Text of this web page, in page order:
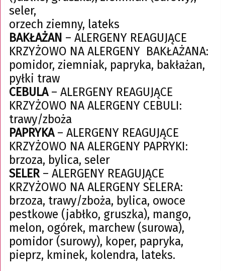
seler,
orzech ziemny, lateks
BAKŁAŻAN – ALERGENY REAGUJĄCE
KRZYŻOWO NA ALERGENY BAKŁAŻANA:
pomidor, ziemniak, papryka, bakłażan,
pyłki traw
CEBULA– ALERGENY REAGUJĄCE
KRZYŻOWO NA ALERGENY CEBULI:
trawy/zboża
PAPRYKA– ALERGENY REAGUJĄCE
KRZYŻOWO NA ALERGENY PAPRYKI:
brzoza, bylica, seler
SELER– ALERGENY REAGUJĄCE
KRZYŻOWO NA ALERGENY SELERA:
brzoza, trawy/zboża, bylica, owoce
pestkowe (jabłko, gruszka), mango,
melon, ogórek, marchew (surowa),
pomidor (surowy), koper, papryka,
pieprz, kminek, kolendra, lateks.